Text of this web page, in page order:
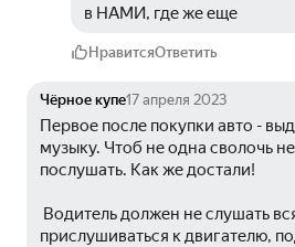
в НАМИ, где же еще
НравитсяОтветить
Чёрное купе17 апреля 2023
Первое после покупки авто -
музыку. Чтоб не одна сволочь
послушать. Как же достали!
прислушиваться к двигателю,